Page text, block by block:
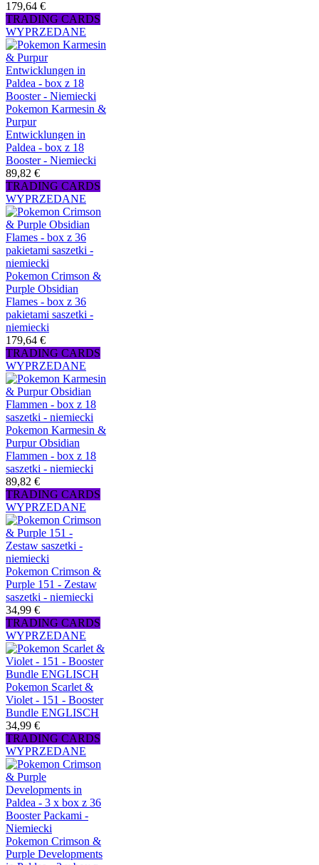
179,64 €
TRADING CARDS
WYPRZEDANE
Pokemon Karmesin &
Purpur
Entwicklungen in
Paldea - box z 18
Booster - Niemiecki
89,82 €
TRADING CARDS
WYPRZEDANE
Pokemon Crimson &
Purple Obsidian
Flames - box z 36
pakietami saszetki -
niemiecki
179,64 €
TRADING CARDS
WYPRZEDANE
Pokemon Karmesin &
Purpur Obsidian
Flammen - box z 18
saszetki - niemiecki
89,82 €
TRADING CARDS
WYPRZEDANE
Pokemon Crimson &
Purple 151 - Zestaw
saszetki - niemiecki
34,99 €
TRADING CARDS
WYPRZEDANE
Pokemon Scarlet &
Violet - 151 - Booster
Bundle ENGLISCH
34,99 €
TRADING CARDS
WYPRZEDANE
Pokemon Crimson &
Purple Developments